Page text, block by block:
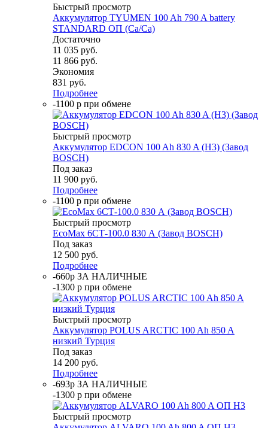
Быстрый просмотр
Аккумулятор TYUMEN 100 Ah 790 A battery
STANDARD ОП (Ca/Ca)
Достаточно
11 035 руб.
11 866 руб.
Экономия
831 руб.
Подробнее
-1100 р при обмене
Быстрый просмотр
Аккумулятор EDCON 100 Ah 830 A (H3) (Завод
BOSCH)
Под заказ
11 900 руб.
Подробнее
-1100 р при обмене
Быстрый просмотр
EcoMax 6СТ-100.0 830 А (Завод BOSCH)
Под заказ
12 500 руб.
Подробнее
-660р ЗА НАЛИЧНЫЕ
-1300 р при обмене
Быстрый просмотр
Аккумулятор POLUS ARCTIC 100 Ah 850 A
низкий Турция
Под заказ
14 200 руб.
Подробнее
-693р ЗА НАЛИЧНЫЕ
-1300 р при обмене
Быстрый просмотр